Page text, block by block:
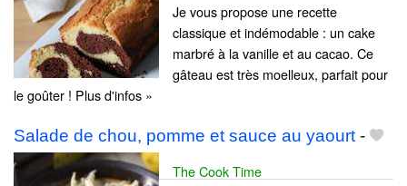
Je vous propose une recette
classique et indémodable : un cake
marbré à la vanille et au cacao. Ce
gâteau est très moelleux, parfait pour
le goûter ! Plus d'infos »
Salade de chou, pomme et sauce au yaourt -
The Cook Time